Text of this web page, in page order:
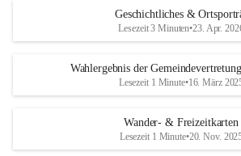
Geschichtliches &
Lesezeit 3 Minuten•23. Apr.
Wahlergebnis der
Lesezeit 1 Minute•16. März
Wander- & Freizeitkarten
Lesezeit 1 Minute•20. Nov.